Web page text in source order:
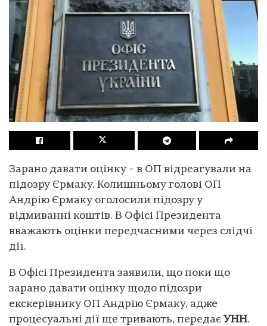
Зарано давати оцінку – в ОП відреагували на
підозру Єрмаку. Колишньому голові ОП
Андрію Єрмаку оголосили підозру у
відмиванні коштів. В Офісі Президента
вважають оцінки передчасними через слідчі
дії.
В Офісі Президента заявили, що поки що
зарано давати оцінку щодо підозри
екскерівнику ОП Андрію Єрмаку, адже
процесуальні дії ще тривають, передає УНН.